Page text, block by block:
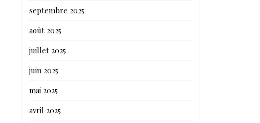
septembre 2025
août 2025
juillet 2025
juin 2025
mai 2025
avril 2025